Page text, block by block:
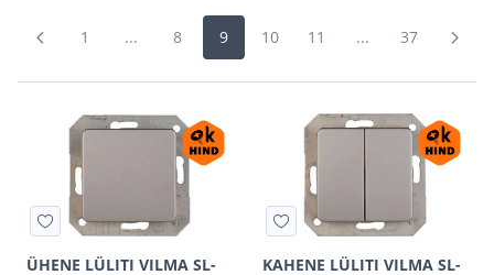
1 ... 8 9 10 11 ... 37
ÜHENE LÜLITI VILMA SL-
KAHENE LÜLITI VILMA SL-